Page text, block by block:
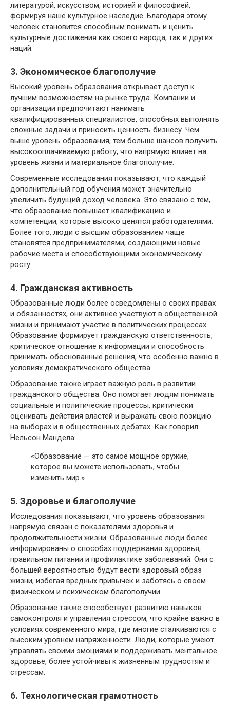
литературой, искусством, историей и философией,
формируя наше культурное наследие. Благодаря этому
человек становится способным понимать и ценить
культурные достижения как своего народа, так и других
наций.
3. Экономическое благополучие
Высокий уровень образования открывает доступ к
лучшим возможностям на рынке труда. Компании и
организации предпочитают нанимать
квалифицированных специалистов, способных выполнять
сложные задачи и приносить ценность бизнесу. Чем
выше уровень образования, тем больше шансов получить
высокооплачиваемую работу, что напрямую влияет на
уровень жизни и материальное благополучие.
Современные исследования показывают, что каждый
дополнительный год обучения может значительно
увеличить будущий доход человека. Это связано с тем,
что образование повышает квалификацию и
компетенции, которые высоко ценятся работодателями.
Более того, люди с высшим образованием чаще
становятся предпринимателями, создающими новые
рабочие места и способствующими экономическому
росту.
4. Гражданская активность
Образованные люди более осведомлены о своих правах
и обязанностях, они активнее участвуют в общественной
жизни и принимают участие в политических процессах.
Образование формирует гражданскую ответственность,
критическое отношение к информации и способность
принимать обоснованные решения, что особенно важно в
условиях демократического общества.
Образование также играет важную роль в развитии
гражданского общества. Оно помогает людям понимать
социальные и политические процессы, критически
оценивать действия властей и выражать свою позицию
на выборах и в общественных дебатах. Как говорил
Нельсон Мандела:
«Образование — это самое мощное оружие,
которое вы можете использовать, чтобы
изменить мир.»
5. Здоровье и благополучие
Исследования показывают, что уровень образования
напрямую связан с показателями здоровья и
продолжительности жизни. Образованные люди более
информированы о способах поддержания здоровья,
правильном питании и профилактике заболеваний. Они с
большей вероятностью будут вести здоровый образ
жизни, избегая вредных привычек и заботясь о своем
физическом и психическом благополучии.
Образование также способствует развитию навыков
самоконтроля и управления стрессом, что крайне важно в
условиях современного мира, где многие сталкиваются с
высоким уровнем напряженности. Люди, которые умеют
управлять своими эмоциями и поддерживать ментальное
здоровье, более устойчивы к жизненным трудностям и
стрессам.
6. Технологическая грамотность